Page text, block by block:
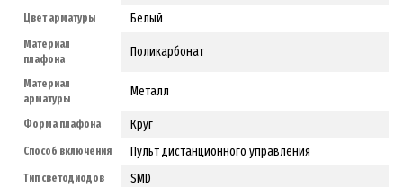
Цвет арматуры Белый
Материал
плафона
Поликарбонат
Материал
арматуры
Металл
Форма плафона Круг
Способ включения Пульт дистанционного управления
Тип светодиодов
SMD